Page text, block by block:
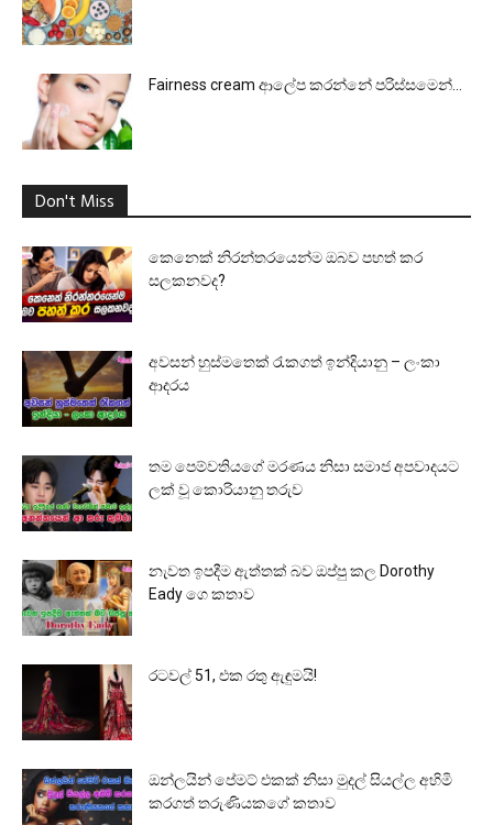
Fairness cream ආලේප කරන්නේ පරිස්සමෙන්…
Don't Miss
කෙනෙක් නිරන්තරයෙන්ම ඔබව පහත් කර
සලකනවද?
අවසන් හුස්මතෙක් රැකගත් ඉන්දියානු – ලංකා
ආදරය
තම පෙම්වතියගේ මරණය නිසා සමාජ අපවාදයට
ලක් වූ කොරියානු තරුව
නැවත ඉපදීම ඇත්තක් බව ඔප්පු කල Dorothy
Eady ගෙ කතාව
රටවල් 51, එක රතු ඇඳුමයි!
ඔන්ලයින් පේමට් එකක් නිසා මුදල් සියල්ල අහිමි
කරගත් තරුණියකගේ කතාව